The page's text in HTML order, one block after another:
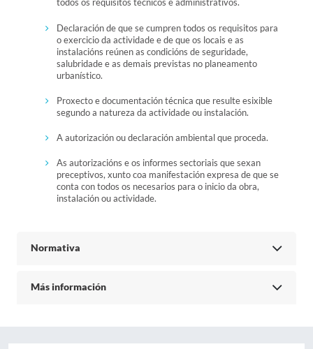
todos os requisitos técnicos e administrativos.
Declaración de que se cumpren todos os requisitos para
o exercicio da actividade e de que os locais e as
instalacións reúnen as condicións de seguridade,
salubridade e as demais previstas no planeamento
urbanístico.
Proxecto e documentación técnica que resulte esixible
segundo a natureza da actividade ou instalación.
A autorización ou declaración ambiental que proceda.
As autorizacións e os informes sectoriais que sexan
preceptivos, xunto coa manifestación expresa de que se
conta con todos os necesarios para o inicio da obra,
instalación ou actividade.
Normativa
Más información